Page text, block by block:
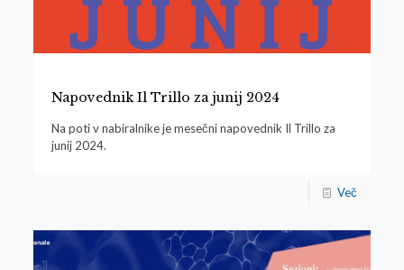
Napovednik Il Trillo za junij 2024
Na poti v nabiralnike je mesečni napovednik Il Trillo za
junij 2024.
Več